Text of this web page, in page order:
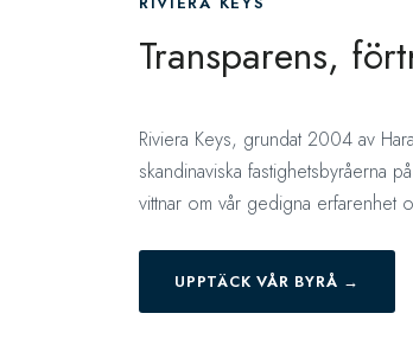
Transparens,
Riviera Keys, grundat 2004 av
skandinaviska fastighetsbyråerna
vittnar om vår gedigna erfarenhet
UPPTÄCK VÅR BYRÅ →